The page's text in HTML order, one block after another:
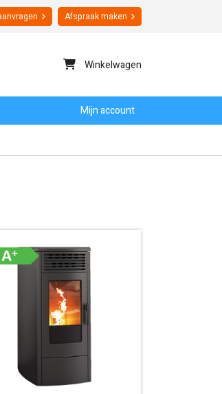
Afspraak maken
Winkelwagen
Mijn account